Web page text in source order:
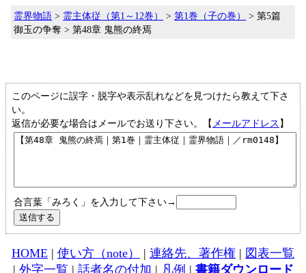
霊界物語 > 霊主体従（第1～12巻） >第1巻（子の巻）
> 第5篇
御玉の争奪 > 第48章 鬼熊の終焉
このページに誤字・脱字や表示乱れなどを見つけたら教えて下さ
い。
返信が必要な場合はメールでお送り下さい。【 メールアドレス 】
合言葉「みろく」を入力して下さい→
HOME | 使い方（note） | 連絡先、著作権 | 図表一覧
| 外字一覧 | 話者名の付加 | 凡例 | 書籍ダウンロード